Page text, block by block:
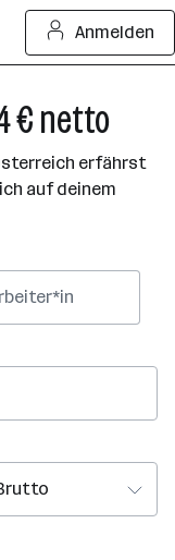
Anmelden
€ netto
erfährst
auf deinem